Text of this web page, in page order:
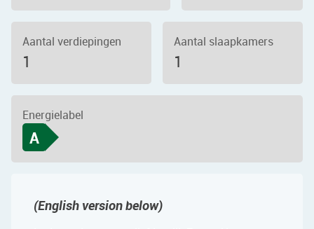
Aantal verdiepingen
1
Aantal slaapkamers
1
Energielabel
A
(English version below)